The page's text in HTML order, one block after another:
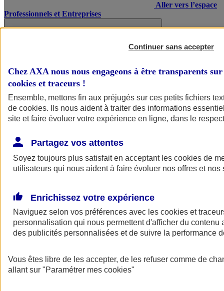
Aller vers l’espace
Professionnels et Entreprises
AXA Assurance
Continuer sans accepter
Chez AXA nous nous engageons à être transparents
cookies et traceurs !
Ensemble, mettons fin aux préjugés sur ces petits fichiers
de cookies. Ils nous aident à traiter des informations
site et faire évoluer votre expérience en ligne, dans le
Partagez vos attentes
Soyez toujours plus satisfait en acceptant les cookies de
utilisateurs qui nous aident à faire évoluer nos offres et nos
Enrichissez votre expérience
Naviguez selon vos préférences avec les cookies et
personnalisation qui nous permettent d'afficher du contenu
des publicités personnalisées et de suivre la performance
Vous êtes libre de les accepter, de les refuser comme de
allant sur "Paramétrer mes cookies"